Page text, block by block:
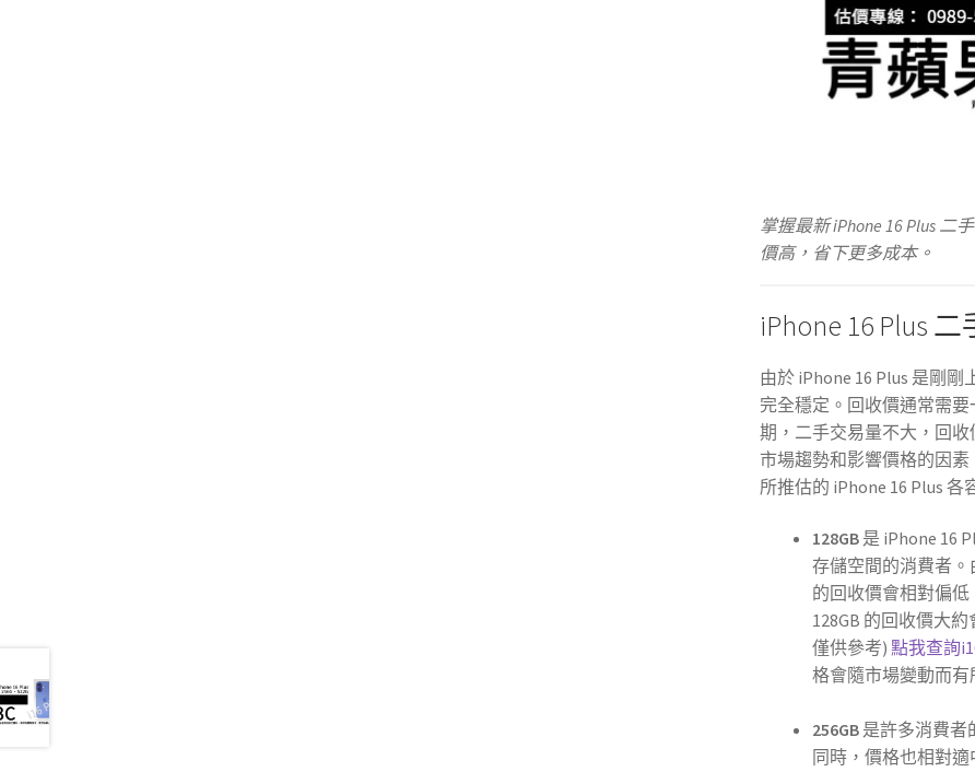
掌握最新 iPhone 16 Plus
價高，省下更多成本。
iPhone 16 Plus
由於 iPhone 16 Plus 是剛
完全穩定。回收價通常需
期，二手交易量不大，回
市場趨勢和影響價格的因
所推估的 iPhone 16 Plus 各
128GB 是 iPhone 16
存儲空間的消費者
的回收價會相對偏低
128GB 的回收價大約
僅供參考)點我查詢
格會隨市場變動而有
256GB 是許多消費者
同時，價格也相對適